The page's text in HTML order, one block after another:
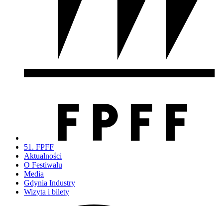
51. FPFF
Aktualności
O Festiwalu
Media
Gdynia Industry
Wizyta i bilety